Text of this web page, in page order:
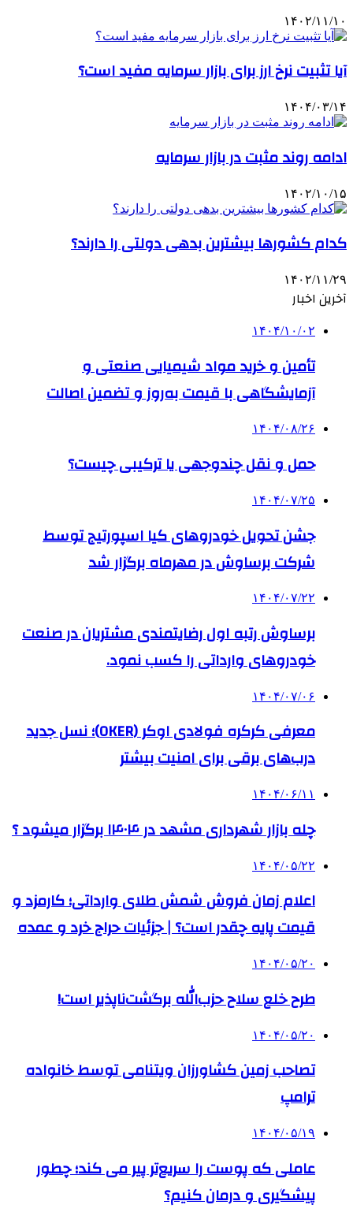
۱۴۰۲/۱۱/۱۰
آیا تثبیت نرخ ارز برای بازار سرمایه مفید است؟
۱۴۰۴/۰۳/۱۴
ادامه روند مثبت در بازار سرمایه
۱۴۰۲/۱۰/۱۵
کدام کشورها بیشترین بدهی دولتی را دارند؟
۱۴۰۲/۱۱/۲۹
آخرین اخبار
۱۴۰۴/۱۰/۰۲
تأمین و خرید مواد شیمیایی صنعتی و
آزمایشگاهی با قیمت به‌روز و تضمین اصالت
۱۴۰۴/۰۸/۲۶
حمل و نقل چندوجهی یا ترکیبی چیست؟
۱۴۰۴/۰۷/۲۵
جشن تحویل خودروهای کیا اسپورتیج توسط
شرکت برساوش در مهرماه برگزار شد
۱۴۰۴/۰۷/۲۲
برساوش رتبه اول رضایتمندی مشتریان در صنعت
خودروهای وارداتی را کسب نمود.
۱۴۰۴/۰۷/۰۶
معرفی کرکره فولادی اوکر (OKER)؛ نسل جدید
درب‌های برقی برای امنیت بیشتر
۱۴۰۴/۰۶/۱۱
چله بازار شهرداری مشهد در ۱۴۰۴ برگزار میشود ؟
۱۴۰۴/۰۵/۲۲
اعلام زمان فروش شمش طلای وارداتی؛ کارمزد و
قیمت پایه چقدر است؟ | جزئیات حراج خرد و عمده
۱۴۰۴/۰۵/۲۰
طرح خلع سلاح حزب‌الله برگشت‌ناپذیر است!
۱۴۰۴/۰۵/۲۰
تصاحب زمین کشاورزان ویتنامی توسط خانواده
ترامپ
۱۴۰۴/۰۵/۱۹
عاملی که پوست را سریع‌تر پیر می کند؛ چطور
پیشگیری و درمان کنیم؟